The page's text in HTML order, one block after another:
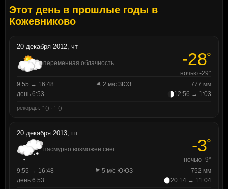
Этот день в прошлые годы в
Кожевниково
20 декабря 2012, чт
переменная облачность -28°
ночью -29°
9:55 → 16:48
2 м/с ЗЮЗ
777 мм
день 6:53
12:56 → 1:03
рекорды: ° () · ° ()
20 декабря 2013, пт
пасмурно возможен снег -3°
ночью -9°
9:55 → 16:48
5 м/с ЮЮЗ
752 мм
день 6:53
20:14 → 11:04